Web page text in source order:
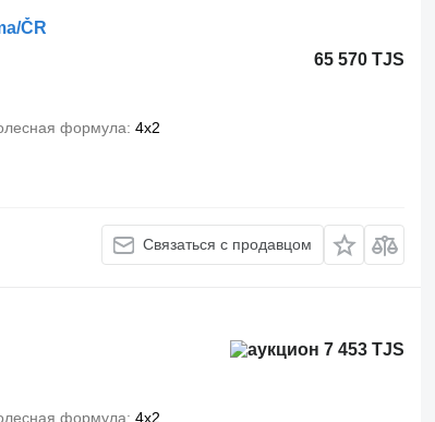
ČR
65 570 TJS
формула 4x2
Связаться с продавцом
7 453 TJS
формула 4x2